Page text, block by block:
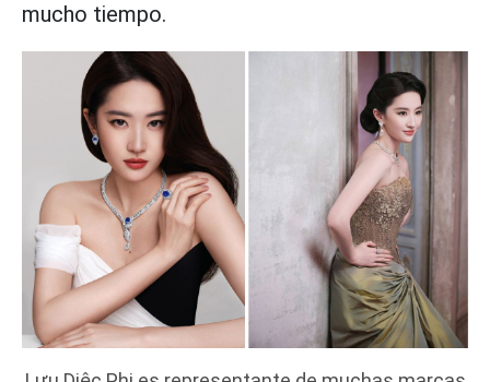
mucho tiempo.